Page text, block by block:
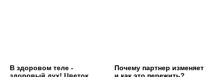
В здоровом теле -
Почему партнер изменяет